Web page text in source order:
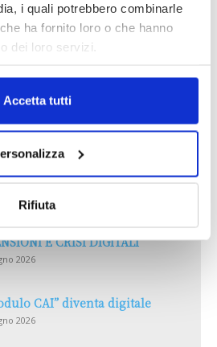
i quali potrebbero combinarle
ha fornito loro o che hanno
dei loro servizi.
Accetta tutti
Rifiuta
e sanzioni 2025
DELLA REPUTAZIONE.
E CRISI DIGITALI
2026
CAI” diventa digitale
2026